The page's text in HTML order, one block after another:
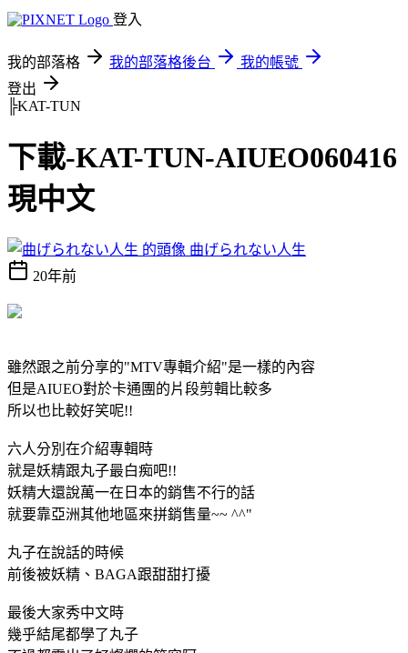
登入
我的部落格 我的部落格後台
我的帳號
登出
╠KAT-TUN
下載-KAT-TUN-AIUEO060416
現中文
曲げられない人生
20年前
雖然跟之前分享的"MTV專輯介紹"是一樣的內容
但是AIUEO對於卡通團的片段剪輯比較多
所以也比較好笑呢!!
六人分別在介紹專輯時
就是妖精跟丸子最白痴吧!!
妖精大還說萬一在日本的銷售不行的話
就要靠亞洲其他地區來拼銷售量~~ ^^"
丸子在說話的時候
前後被妖精、BAGA跟甜甜打擾
最後大家秀中文時
幾乎結尾都學了丸子